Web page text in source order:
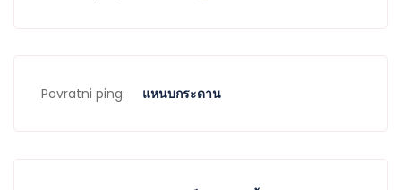
Povratni ping: แหนบกระดาน